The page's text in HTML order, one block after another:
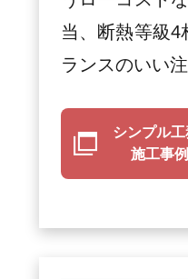
当、断熱等級
ランスのいい
シンプル
施工事